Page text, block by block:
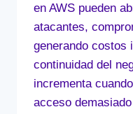
en AWS pueden
atacantes,
generando costos
continuidad del
incrementa
acceso